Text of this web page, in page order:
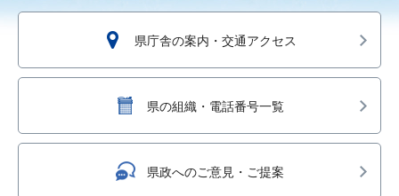
県庁舎の案内・交通アクセス
県の組織・電話番号一覧
県政へのご意見・ご提案